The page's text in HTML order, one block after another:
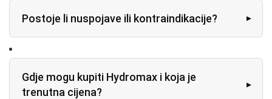
Postoje li nuspojave ili kontraindikacije?
Gdje mogu kupiti Hydromax i koja je
trenutna cijena?